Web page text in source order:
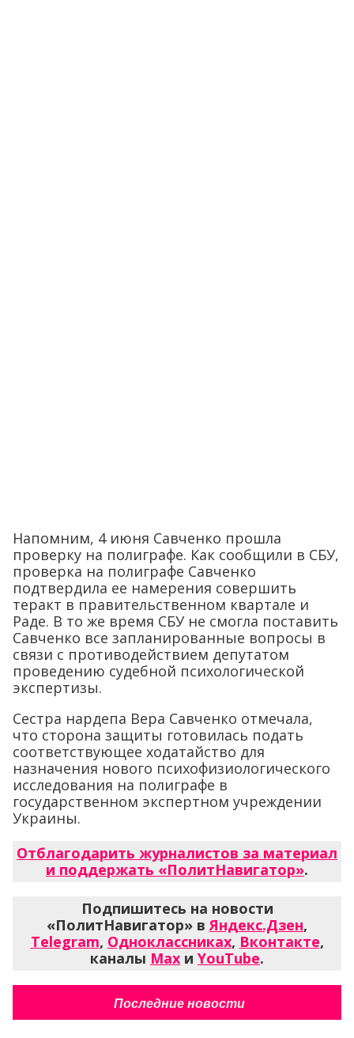
Напомним, 4 июня Савченко прошла
проверку на полиграфе. Как сообщили в СБУ,
проверка на полиграфе Савченко
подтвердила ее намерения совершить
теракт в правительственном квартале и
Раде. В то же время СБУ не смогла поставить
Савченко все запланированные вопросы в
связи с противодействием депутатом
проведению судебной психологической
экспертизы.
Сестра нардепа Вера Савченко отмечала,
что сторона защиты готовилась подать
соответствующее ходатайство для
назначения нового психофизиологического
исследования на полиграфе в
государственном экспертном учреждении
Украины.
Отблагодарить журналистов за материал
и поддержать «ПолитНавигатор».
Подпишитесь на новости
«ПолитНавигатор» вЯндекс.Дзен,
Telegram, Одноклассниках, Вконтакте,
каналы Max и YouTube.
Последние новости